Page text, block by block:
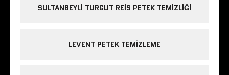
SULTANBEYLI TURGUT REIS PETEK TEMIZLIĞI
LEVENT PETEK TEMIZLEME